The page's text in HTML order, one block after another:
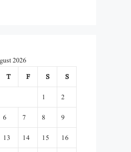
2026
T F S
S
1
2
6 7 8
9
13 14 15
16